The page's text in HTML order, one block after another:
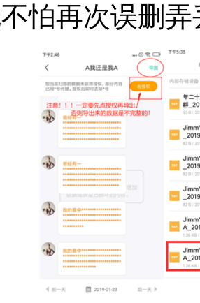
怕再次误删